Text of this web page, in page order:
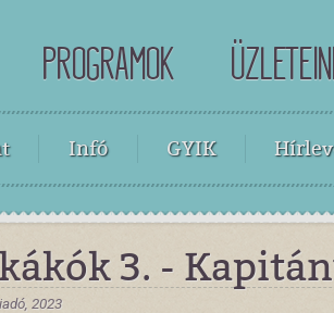
PROGRAMOK
Infó GYIK
3. -
2023